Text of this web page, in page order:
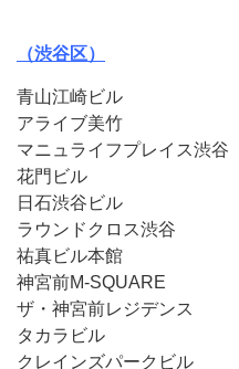
（渋谷区）
青山江崎ビル　　　　
アライブ美竹　　　　
マニュライフプレイス
花門ビル　　　　　　
日石渋谷ビル　　　　
ラウンドクロス渋谷　
祐真ビル本館　　　　　　
神宮前M-
ザ・神宮前レジデンス
タカラビル　　　　　
クレインズパークビル